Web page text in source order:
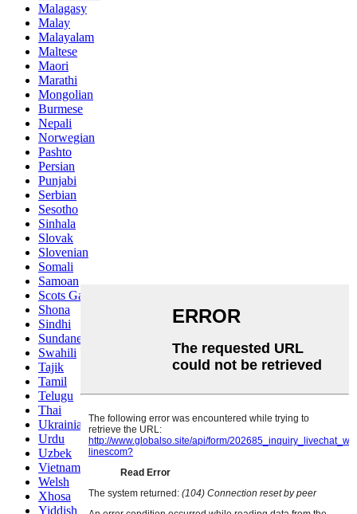
Malagasy
Malay
Malayalam
Maltese
Maori
Marathi
Mongolian
Burmese
Nepali
Norwegian
Pashto
Persian
Punjabi
Serbian
Sesotho
Sinhala
Slovak
Slovenian
Somali
Samoan
Scots Gaelic
Shona
Sindhi
Sundanese
Swahili
Tajik
Tamil
Telugu
Thai
Ukrainian
Urdu
Uzbek
Vietnamese
Welsh
Xhosa
Yiddish